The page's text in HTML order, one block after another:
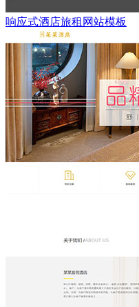
响应式酒店旅租网站模板